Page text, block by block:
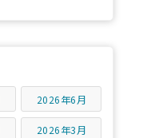
2026年6月
2026年3月